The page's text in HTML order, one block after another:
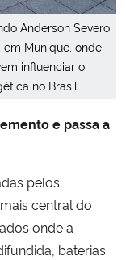
Anderson Severo
Munique, onde
influenciar o
no Brasil.
e passa a
pelos
central do
onde a
baterias